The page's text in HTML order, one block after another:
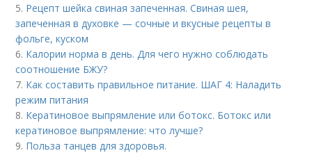
5. Рецепт шейка свиная запеченная. Свиная шея,
запеченная в духовке — сочные и вкусные рецепты в
фольге, куском
6. Калории норма в день. Для чего нужно соблюдать
соотношение БЖУ?
7. Как составить правильное питание. ШАГ 4: Наладить
режим питания
8. Кератиновое выпрямление или ботокс. Ботокс или
кератиновое выпрямление: что лучше?
9. Польза танцев для здоровья.